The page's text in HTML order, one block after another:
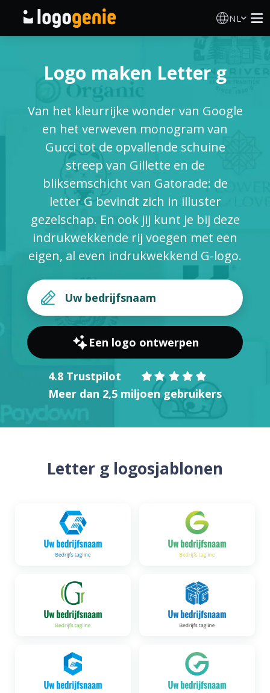
NL
AI logogenerator
Logo-ideeën
Gedrukte producten
Blog
INLOGGEN
Logo maken Letter g
Van het kleurrijke wonder van Google
en het verweven monogram van
Gucci tot de opvallende schuine
streep van Gillette en de
bliksemschicht van Gatorade: de
letter G bevindt zich in illuster
gezelschap. En ook jij kunt je bij deze
indrukwekkende rij voegen met een
eigen, al even indrukwekkend G-logo.
Een logo ontwerpen
4.8 Trustpilot
Meer dan 2,5 miljoen gebruikers
Letter g logosjablonen